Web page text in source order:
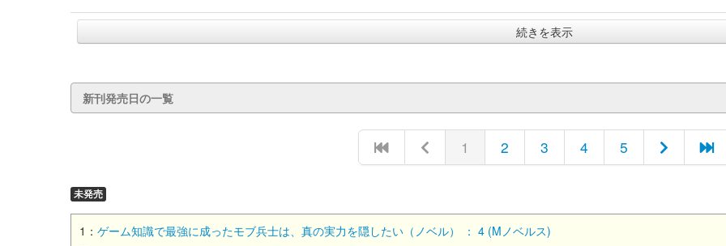
続きを表示
新刊発売日の一覧
1 2 3 4 5
未発売
1： ゲーム知識で最強に成ったモブ兵士は、真の実力を隠したい（ノベル） ： 4 (Mノベルス)